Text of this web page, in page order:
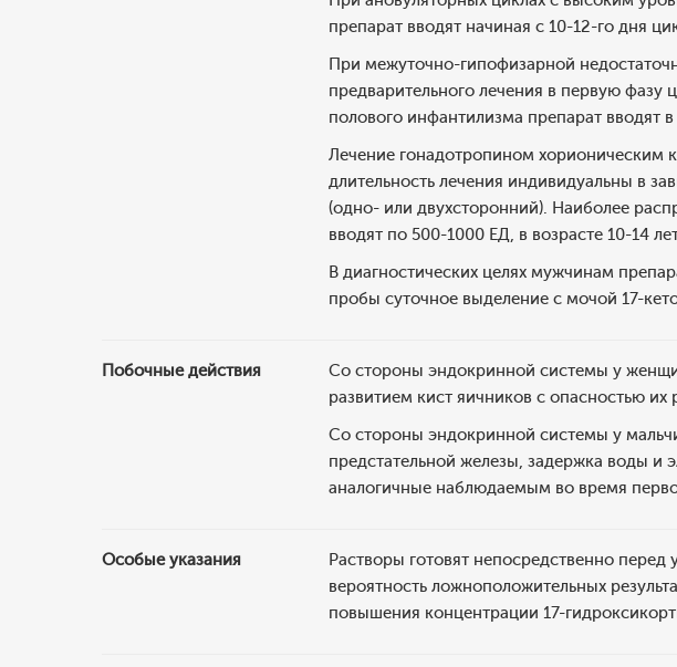
препарат вводят начиная с 10-12-го дня
При межуточно-гипофизарной
предварительного лечения в первую
полового инфантилизма препарат вводят
Лечение гонадотропином хорионическим
длительность лечения индивидуальны в
(одно- или двухсторонний). Наиболее
вводят по 500-1000 ЕД, в возрасте 10-14
В диагностических целях мужчинам
пробы суточное выделение с мочой 17-
Побочные действия
Со стороны эндокринной системы у
развитием кист яичников с опасностью
Со стороны эндокринной системы у
предстательной железы, задержка воды и
аналогичные наблюдаемым во время
Особые указания
Растворы готовят непосредственно
вероятность ложноположительных
повышения концентрации 17-